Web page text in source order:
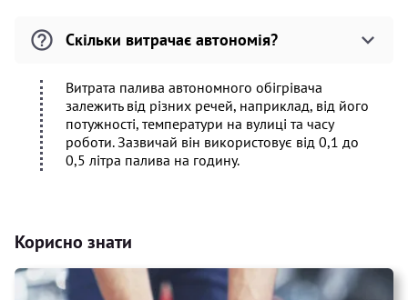
Скільки витрачає автономія?
Витрата палива автономного обігрівача
залежить від різних речей, наприклад, від його
потужності, температури на вулиці та часу
роботи. Зазвичай він використовує від 0,1 до
0,5 літра палива на годину.
Корисно знати